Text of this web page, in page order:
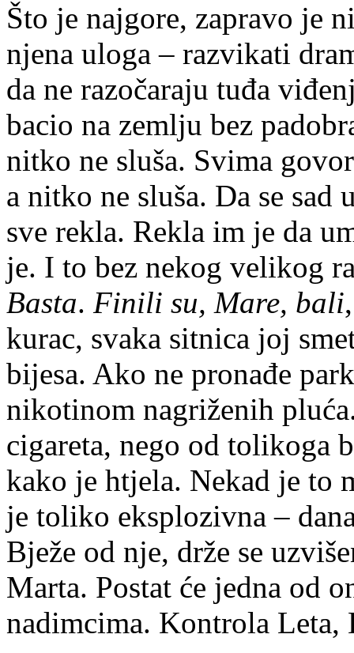
Što je najgore, zapravo je
njena uloga – razvikati
da ne razočaraju tuđa
bacio na zemlju bez
nitko ne sluša. Svima
a nitko ne sluša. Da se
sve rekla. Rekla im je da
je. I to bez nekog velikog
Basta. Finili su, Mare, bali
kurac, svaka sitnica joj
bijesa. Ako ne pronađe
nikotinom nagriženih
cigareta, nego od tolikoga
kako je htjela. Nekad je to
je toliko eksplozivna –
Bježe od nje, drže se
Marta. Postat će jedna od
nadimcima. Kontrola Leta,